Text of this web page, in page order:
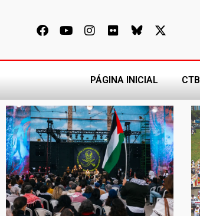
PÁGINA INICIAL CTB